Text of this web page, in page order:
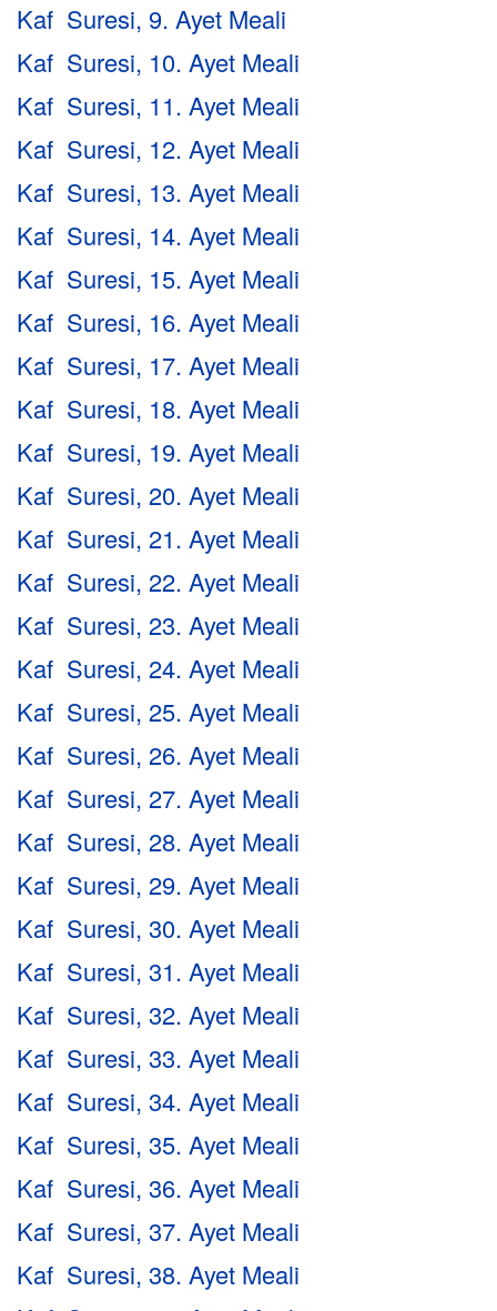
Kaf Suresi, 9. Ayet Meali
Kaf Suresi, 10. Ayet Meali
Kaf Suresi, 11. Ayet Meali
Kaf Suresi, 12. Ayet Meali
Kaf Suresi, 13. Ayet Meali
Kaf Suresi, 14. Ayet Meali
Kaf Suresi, 15. Ayet Meali
Kaf Suresi, 16. Ayet Meali
Kaf Suresi, 17. Ayet Meali
Kaf Suresi, 18. Ayet Meali
Kaf Suresi, 19. Ayet Meali
Kaf Suresi, 20. Ayet Meali
Kaf Suresi, 21. Ayet Meali
Kaf Suresi, 22. Ayet Meali
Kaf Suresi, 23. Ayet Meali
Kaf Suresi, 24. Ayet Meali
Kaf Suresi, 25. Ayet Meali
Kaf Suresi, 26. Ayet Meali
Kaf Suresi, 27. Ayet Meali
Kaf Suresi, 28. Ayet Meali
Kaf Suresi, 29. Ayet Meali
Kaf Suresi, 30. Ayet Meali
Kaf Suresi, 31. Ayet Meali
Kaf Suresi, 32. Ayet Meali
Kaf Suresi, 33. Ayet Meali
Kaf Suresi, 34. Ayet Meali
Kaf Suresi, 35. Ayet Meali
Kaf Suresi, 36. Ayet Meali
Kaf Suresi, 37. Ayet Meali
Kaf Suresi, 38. Ayet Meali